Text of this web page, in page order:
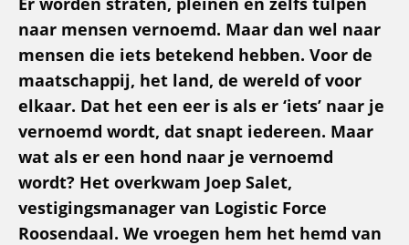
naar mensen vernoemd. Maar dan wel naar
mensen die iets betekend hebben. Voor de
maatschappij, het land, de wereld of voor
elkaar. Dat het een eer is als er ‘iets’ naar je
vernoemd wordt, dat snapt iedereen. Maar
wat als er een hond naar je vernoemd
wordt? Het overkwam Joep Salet,
vestigingsmanager van Logistic Force
Roosendaal. We vroegen hem het hemd van